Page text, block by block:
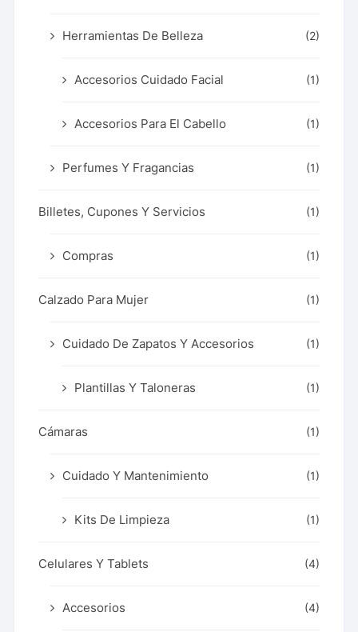
Herramientas De Belleza (2)
Accesorios Cuidado Facial (1)
Accesorios Para El Cabello (1)
Perfumes Y Fragancias (1)
Billetes, Cupones Y Servicios (1)
Compras (1)
Calzado Para Mujer (1)
Cuidado De Zapatos Y Accesorios (1)
Plantillas Y Taloneras (1)
Cámaras (1)
Cuidado Y Mantenimiento (1)
Kits De Limpieza (1)
Celulares Y Tablets (4)
Accesorios (4)